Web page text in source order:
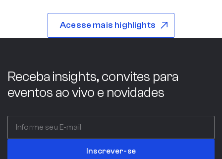
ABC COMPANY
Itália
Acesse mais highlights
Receba insights, convites para
eventos ao vivo e novidades
Inscrever-se